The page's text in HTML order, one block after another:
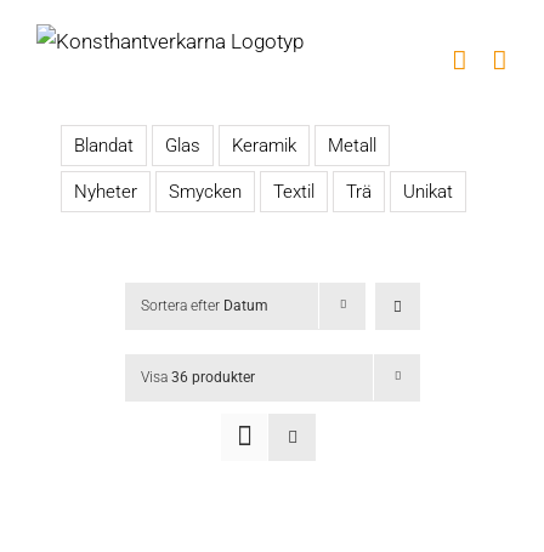
Blandat Glas Keramik Metall
Nyheter Smycken Textil Trä Unikat
Sortera efter Datum
Visa 36 produkter